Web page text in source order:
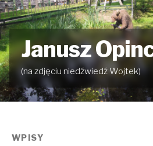
Janusz
(na zdjęciu niedźwiedź Wojtek)
WPISY